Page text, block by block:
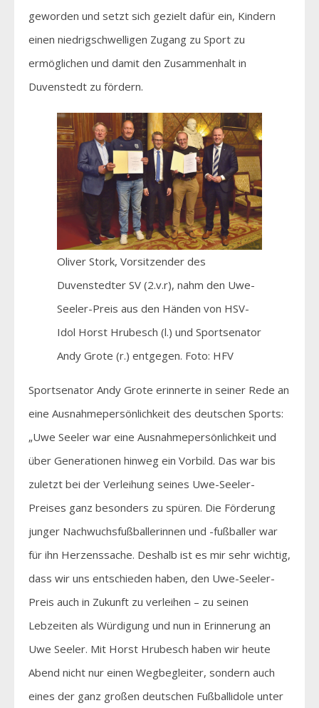
geworden und setzt sich gezielt dafür ein, Kindern
einen niedrigschwelligen Zugang zu Sport zu
ermöglichen und damit den Zusammenhalt in
Duvenstedt zu fördern.
Oliver Stork, Vorsitzender des
Duvenstedter SV (2.v.r), nahm den Uwe-
Seeler-Preis aus den Händen von HSV-
Idol Horst Hrubesch (l.) und Sportsenator
Andy Grote (r.) entgegen. Foto: HFV
Sportsenator Andy Grote erinnerte in seiner Rede an
eine Ausnahmepersönlichkeit des deutschen Sports:
„Uwe Seeler war eine Ausnahmepersönlichkeit und
über Generationen hinweg ein Vorbild. Das war bis
zuletzt bei der Verleihung seines Uwe-Seeler-
Preises ganz besonders zu spüren. Die Förderung
junger Nachwuchsfußballerinnen und -fußballer war
für ihn Herzenssache. Deshalb ist es mir sehr wichtig,
dass wir uns entschieden haben, den Uwe-Seeler-
Preis auch in Zukunft zu verleihen – zu seinen
Lebzeiten als Würdigung und nun in Erinnerung an
Uwe Seeler. Mit Horst Hrubesch haben wir heute
Abend nicht nur einen Wegbegleiter, sondern auch
eines der ganz großen deutschen Fußballidole unter